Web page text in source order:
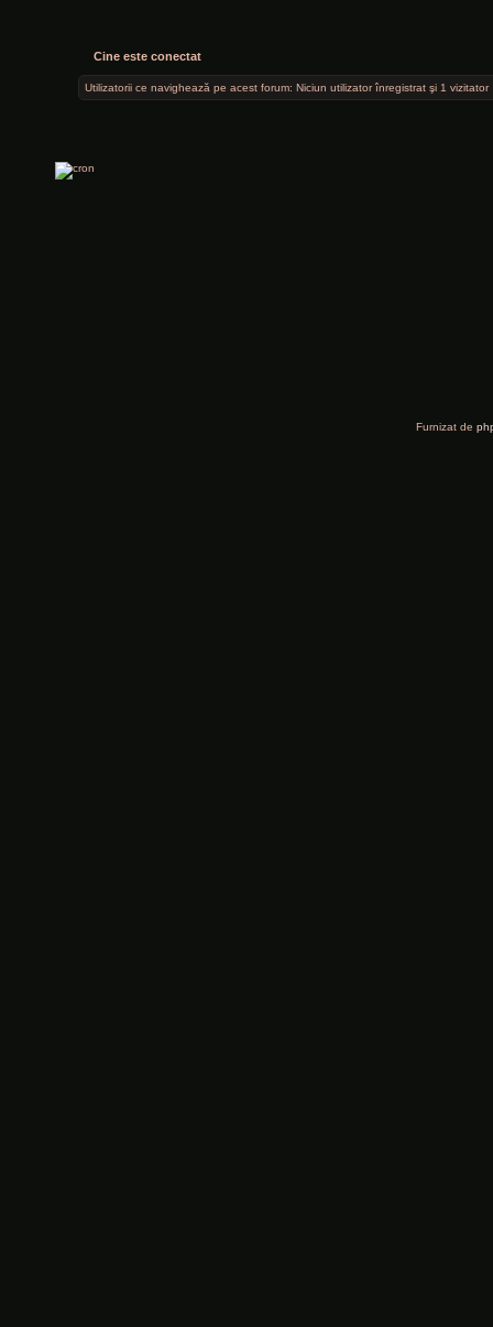
Cine este conectat
Utilizatorii ce navighează pe acest forum: Niciun utilizator înregistrat şi 1 vizitator
Furnizat de